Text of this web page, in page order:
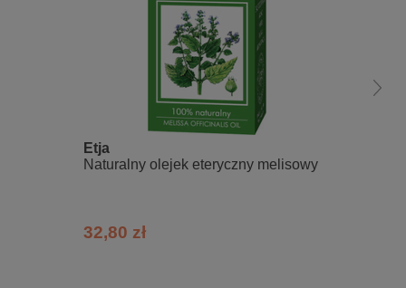
Etja
Naturalny olejek eteryczny melisowy
32,80 zł